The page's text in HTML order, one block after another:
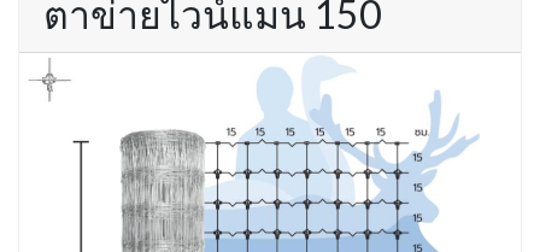
ตาข่ายไวน์แมน 150